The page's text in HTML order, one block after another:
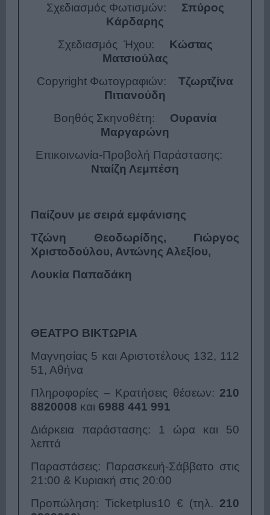
Σχεδιασμός Φωτισμών: Σπύρος
Κάρδαρης
Σχεδιασμός Ήχου: Κώστας
Ματσιούλας
Copyright Φωτογραφιών: Τζωρτζίνα
Πιτιανούδη
Βοηθός Σκηνοθέτη: Ουρανία
Μαργαρώνη
Επικοινωνία-Προβολή Παράστασης:
Νταίζη Λεμπέση
Παίζουν με σειρά εμφάνισης
Τζώνη Θεοδωρίδης, Γιώργος
Χριστοδούλου, Αντώνης Αλεξίου,
Λουκία Παπαδάκη
ΘΕΑΤΡΟ ΒΙΚΤΩΡΙΑ
Μαγνησίας 5 και Αριστοτέλους 132, 112
51, Αθήνα
Πληροφορίες – Κρατήσεις θέσεων: 210
8820008 και 6988 441 991
Διάρκεια παράστασης: 1 ώρα και 50
λεπτά
Παραστάσεις: Παρασκευή-Σάββατο στις
21:00 & Κυριακή στις 20:00
Προπώληση: Ticketplus10 € (τηλ. 210